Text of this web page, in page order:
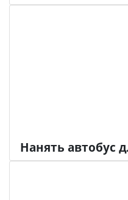
Нанять автобус